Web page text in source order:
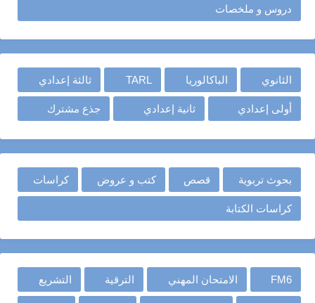
دروس و ملخصات
الثانوي الباكالوريا TARL ثالثة إعدادي
أولى إعدادي ثانية إعدادي جذع مشترك
بحوث تربوية قصص كتب و عروض كراسات
كراسات الكتابة
FM6 الامتحان المهني الترقية التشريع